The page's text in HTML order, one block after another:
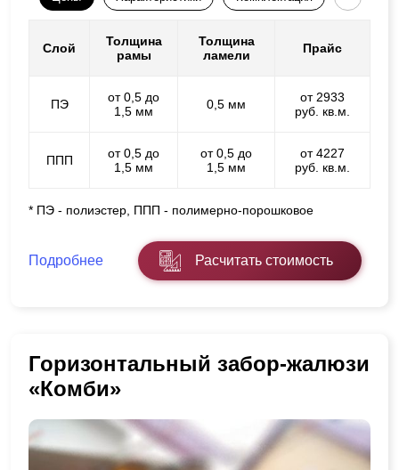
Слой
Толщина
рамы
Толщина
ламели
Прайс
ПЭ
от 0,5 до
1,5 мм
0,5 мм
от 2933
руб. кв.м.
ППП
от 0,5 до
1,5 мм
от 0,5 до
1,5 мм
от 4227
руб. кв.м.
* ПЭ - полиэстер, ППП - полимерно-порошковое
Подробнее Расчитать стоимость
Горизонтальный забор-жалюзи
«Комби»